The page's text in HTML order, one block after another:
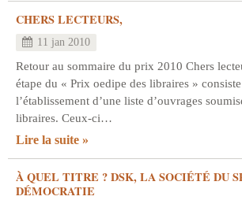
CHERS LECTEURS,
11 jan 2010
Retour au sommaire du prix 2010 Chers
étape du « Prix oedipe des libraires »
l’établissement d’une liste d’ouvrages
libraires. Ceux-ci…
Lire la suite
À QUEL TITRE ? DSK, LA SOCIÉTÉ DU
DÉMOCRATIE